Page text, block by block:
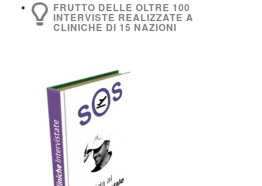
FRUTTO DELLE OLTRE 100
INTERVISTE REALIZZATE A
CLINICHE DI 15 NAZIONI